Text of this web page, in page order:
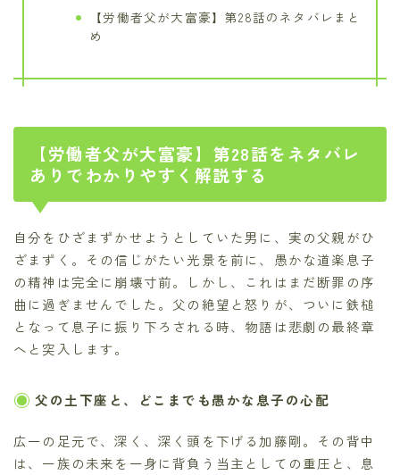
【労働者父が大富豪】第28話のネタバレまと
め
【労働者父が大富豪】第28話をネタバレ
ありでわかりやすく解説する
自分をひざまずかせようとしていた男に、実の父親がひ
ざまずく。その信じがたい光景を前に、愚かな道楽息子
の精神は完全に崩壊寸前。しかし、これはまだ断罪の序
曲に過ぎませんでした。父の絶望と怒りが、ついに鉄槌
となって息子に振り下ろされる時、物語は悲劇の最終章
へと突入します。
父の土下座と、どこまでも愚かな息子の心配
広一の足元で、深く、深く頭を下げる加藤剛。その背中
は、一族の未来を一身に背負う当主としての重圧と、息